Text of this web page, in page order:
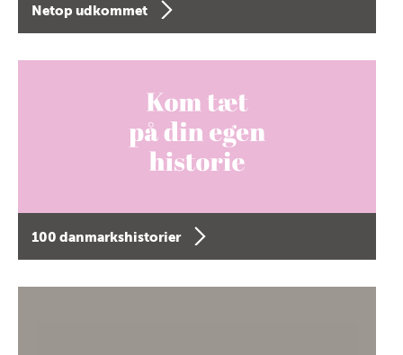
Netop udkommet
100 danmarkshistorier